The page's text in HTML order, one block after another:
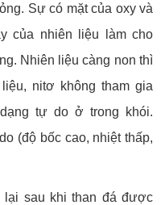
Sự có mặt của oxy và
của nhiên liệu làm cho
Nhiên liệu càng non thì
nitơ không tham gia
tự do ở trong khói.
(độ bốc cao, nhiệt thấp,
sau khi than đá được